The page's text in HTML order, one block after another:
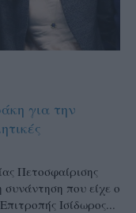
για την
Πετοσφαίρισης
που είχε ο
Ισίδωρος...